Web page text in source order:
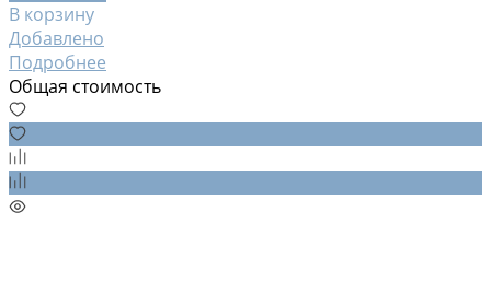
В корзину
Добавлено
Подробнее
Общая стоимость